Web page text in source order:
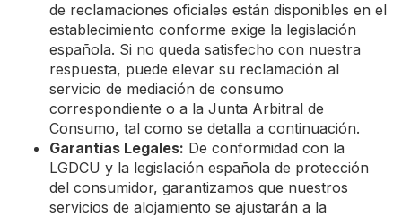
de reclamaciones oficiales están disponibles en el
establecimiento conforme exige la legislación
española. Si no queda satisfecho con nuestra
respuesta, puede elevar su reclamación al
servicio de mediación de consumo
correspondiente o a la Junta Arbitral de
Consumo, tal como se detalla a continuación.
Garantías Legales: De conformidad con la
LGDCU y la legislación española de protección
del consumidor, garantizamos que nuestros
servicios de alojamiento se ajustarán a la